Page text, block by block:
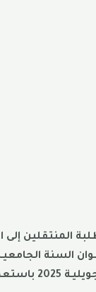
المنتقلين إلى
الإطلاع على ذلك من خـلال تطبيق